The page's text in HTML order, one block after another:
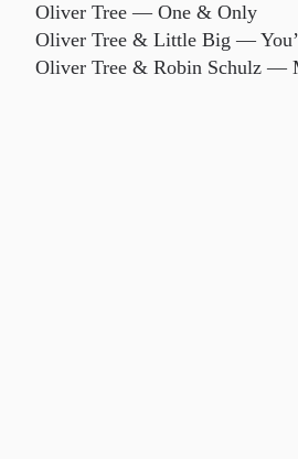
Oliver Tree — One & Only
Oliver Tree & Little Big —
Oliver Tree & Robin Schulz —